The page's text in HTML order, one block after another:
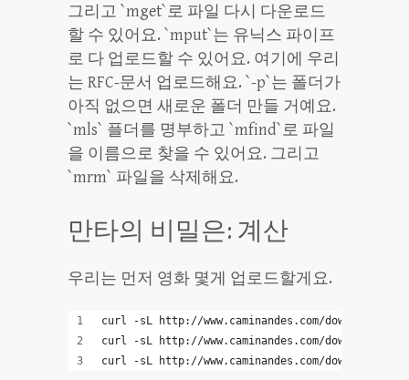
그리고 `mget`로 파일 다시 다운로드
할 수 있어요. `mput`는 유닉스 파이프
로 다 업로드할 수 있어요. 여기에 우리
는 RFC-문서 업로드해요. `-p`는 폴더가
아직 없으면 새로운 폴더 만들 거예요.
`mls` 플더를 명부하고 `mfind`로 파일
을 이름으로 찾을 수 있어요. 그리고
`mrm` 파일을 삭제해요.
만타의 비밀은: 계산
우리는 먼저 영화 몇게 업로드할게요.
curl -sL http://www.caminandes.com/download/
curl -sL http://www.caminandes.com/download/
curl -sL http://www.caminandes.com/download/